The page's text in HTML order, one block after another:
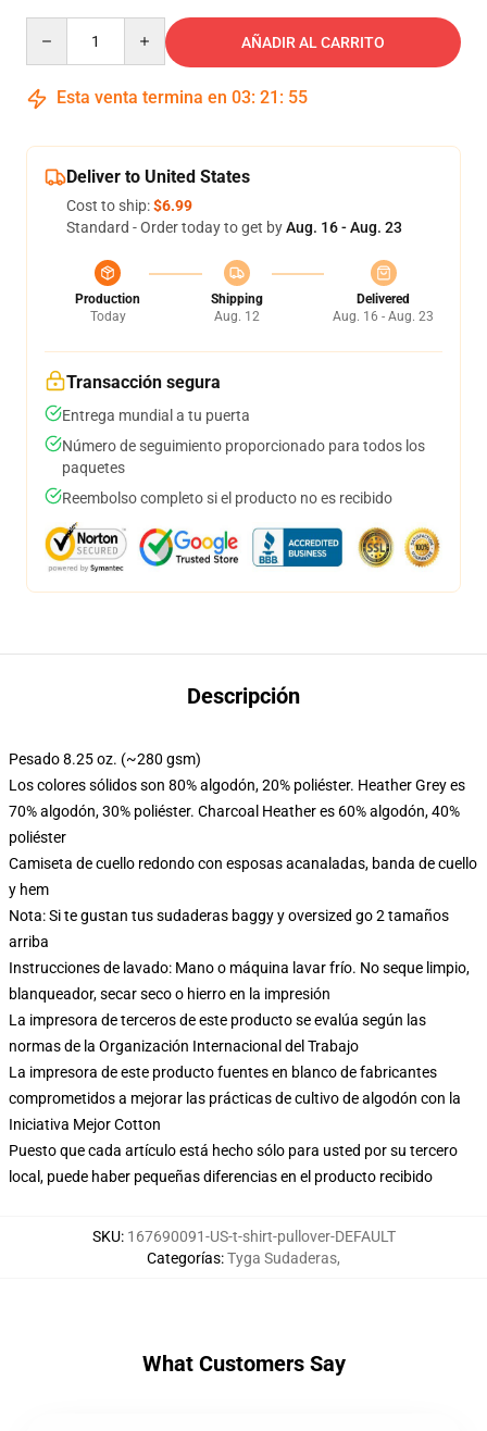
AÑADIR AL CARRITO
Esta venta termina en 03: 21 : 54
Deliver to United States
Cost to ship:$6.99
Standard - Order today to get byAug. 16 - Aug. 23
Production
Today
Shipping
Aug. 12
Delivered
Aug. 16 - Aug. 23
Transacción segura
Entrega mundial a tu puerta
Número de seguimiento proporcionado para todos los
paquetes
Reembolso completo si el producto no es recibido
Descripción
Pesado 8.25 oz. (~280 gsm)
Los colores sólidos son 80% algodón, 20% poliéster. Heather Grey es
70% algodón, 30% poliéster. Charcoal Heather es 60% algodón, 40%
poliéster
Camiseta de cuello redondo con esposas acanaladas, banda de cuello
y hem
Nota: Si te gustan tus sudaderas baggy y oversized go 2 tamaños
arriba
Instrucciones de lavado: Mano o máquina lavar frío. No seque limpio,
blanqueador, secar seco o hierro en la impresión
La impresora de terceros de este producto se evalúa según las
normas de la Organización Internacional del Trabajo
La impresora de este producto fuentes en blanco de fabricantes
comprometidos a mejorar las prácticas de cultivo de algodón con la
Iniciativa Mejor Cotton
Puesto que cada artículo está hecho sólo para usted por su tercero
local, puede haber pequeñas diferencias en el producto recibido
SKU: 167690091-US-t-shirt-pullover-DEFAULT
Categorías:Tyga Sudaderas,
What Customers Say